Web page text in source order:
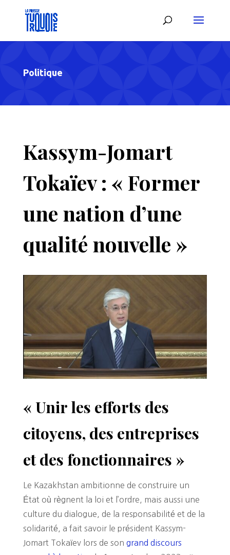
Politique
Kassym-Jomart
Tokaïev : « Former
une nation d’une
qualité nouvelle »
« Unir les efforts des
citoyens, des entreprises
et des fonctionnaires »
Le Kazakhstan ambitionne de construire un
État où règnent la loi et l’ordre, mais aussi une
culture du dialogue, de la responsabilité et de la
solidarité, a fait savoir le président Kassym-
Jomart Tokaïev lors de son grand discours